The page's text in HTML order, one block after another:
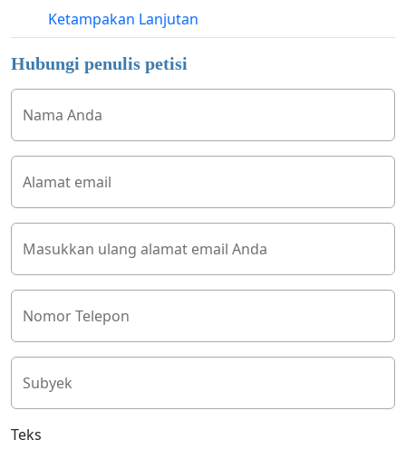
Ketampakan Lanjutan
Hubungi penulis petisi
Nama Anda
Alamat email
Masukkan ulang alamat email Anda
Nomor Telepon
Subyek
Teks